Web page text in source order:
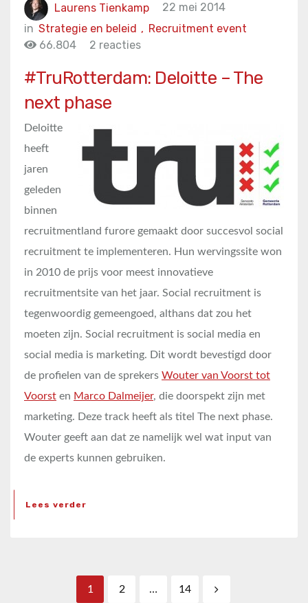
Laurens Tienkamp
22 mei 2014
in
Recruitment event
Strategie en beleid ,
66.804
2 reacties
#TruRotterdam: Deloitte – The
next phase
Deloitte
heeft
jaren
geleden
binnen
recruitmentland furore gemaakt door succesvol social
recruitment te implementeren. Hun wervingssite won
in 2010 de prijs voor meest innovatieve
recruitmentsite van het jaar. Social recruitment is
tegenwoordig gemeengoed, althans dat zou het
moeten zijn. Social recruitment is social media en
social media is marketing. Dit wordt bevestigd door
de profielen van de sprekers Wouter van Voorst tot
Voorst en Marco Dalmeijer, die doorspekt zijn met
marketing. Deze track heeft als titel The next phase.
Wouter geeft aan dat ze namelijk wel wat input van
de experts kunnen gebruiken.
Lees verder
Berichten paginering
1 2 … 14